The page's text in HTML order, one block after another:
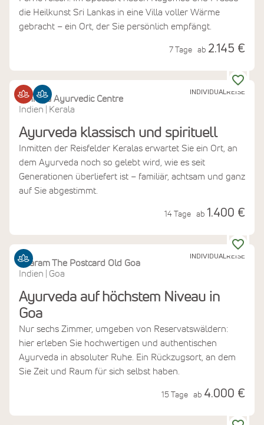
die Heilkunst Sri Lankas in eine Villa voller Wärme
gebracht – ein Ort, der Sie persönlich empfängt.
7 Tage ab 2.145 €
INDIVIDUALREISE
Athreya Ayurvedic Centre
Indien
Kerala
Ayurveda klassisch und spirituell
Inmitten der Reisfelder Keralas erwartet Sie ein Ort, an
dem Ayurveda noch so gelebt wird, wie es seit
Generationen überliefert ist – familiär, achtsam und ganz
auf Sie abgestimmt.
14 Tage ab 1.400 €
INDIVIDUALREISE
Sitaram The Postcard Old Goa
Indien
Goa
Ayurveda auf höchstem Niveau in
Goa
Nur sechs Zimmer, umgeben von Reservatswäldern:
hier erleben Sie hochwertigen und authentischen
Ayurveda in absoluter Ruhe. Ein Rückzugsort, an dem
Sie Zeit und Raum für sich selbst haben.
15 Tage ab 4.000 €